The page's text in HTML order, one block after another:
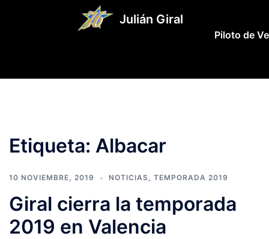
Julián Giral
Piloto de
Etiqueta: Albacar
10 NOVIEMBRE, 2019 NOTICIAS, TEMPORADA 2019
Giral cierra la temporada
2019 en Valencia